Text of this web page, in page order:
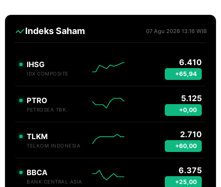
Indeks Saham 07 Agu 2026 13:16 WIB
IHSG
IDX COMPOSITE
6.410
+65,94
PTRO
PETROSEA TBK.
5.125
+0,00
TLKM
TELKOM INDONESIA
2.710
+60,00
BBCA
BANK CENTRAL ASIA
6.375
+25,00